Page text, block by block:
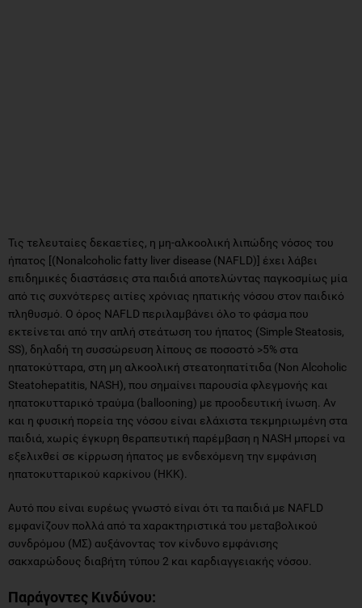
Τις τελευταίες δεκαετίες, η μη-αλκοολική λιπώδης νόσος του
ήπατος [(Nonalcoholic fatty liver disease (NAFLD)] έχει λάβει
επιδημικές διαστάσεις στα παιδιά αποτελώντας παγκοσμίως μία
από τις συχνότερες αιτίες χρόνιας ηπατικής νόσου στον παιδικό
πληθυσμό. O όρος NAFLD περιλαμβάνει όλο το φάσμα που
εκτείνεται από την απλή στεάτωση του ήπατος (Simple Steatosis,
SS), δηλαδή τη συσσώρευση λίπους σε ποσοστό >5% στα
ηπατοκύτταρα, στη μη αλκοολική στεατοηπατίτιδα (Non Alcoholic
Steatohepatitis, NASH), που σημαίνει παρουσία φλεγμονής και
ηπατοκυτταρικό τραύμα (ballooning) με προοδευτική ίνωση. Αν
και η φυσική πορεία της νόσου είναι ελάχιστα τεκμηριωμένη στα
παιδιά, χωρίς έγκυρη θεραπευτική παρέμβαση η ΝASH μπορεί να
εξελιχθεί σε κίρρωση ήπατος με ενδεχόμενη την εμφάνιση
ηπατοκυτταρικού καρκίνου (ΗΚΚ).
Αυτό που είναι ευρέως γνωστό είναι ότι τα παιδιά με NAFLD
εμφανίζουν πολλά από τα χαρακτηριστικά του μεταβολικού
συνδρόμου (ΜΣ) αυξάνοντας τον κίνδυνο εμφάνισης
σακχαρώδους διαβήτη τύπου 2 και καρδιαγγειακής νόσου.
Παράγοντες Κινδύνου: